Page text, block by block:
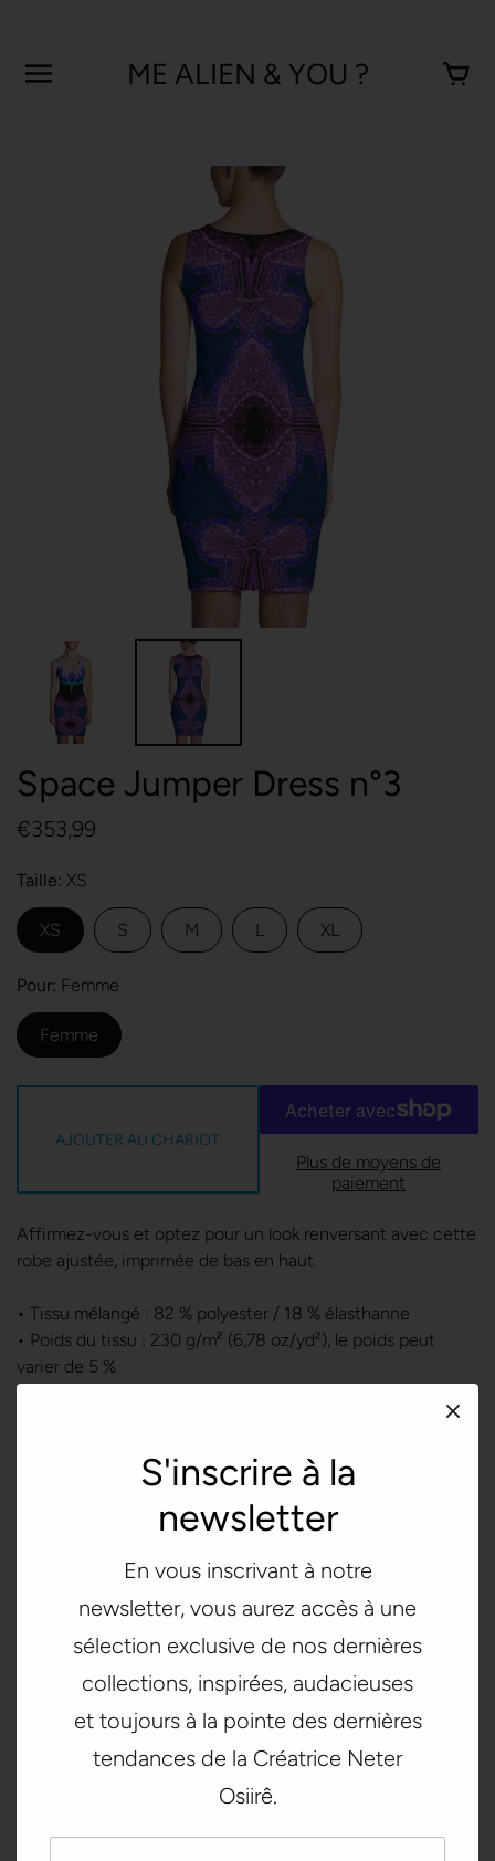
S'inscrire à la
newsletter
En vous inscrivant à notre
newsletter, vous aurez accès à une
sélection exclusive de nos dernières
collections, inspirées, audacieuses
et toujours à la pointe des dernières
tendances de la Créatrice Neter
Osiirê.
ME ALIEN & YOU ?
Space Jumper Dress n°3
€353,99
Taille XS
XS S M L XL
Pour Femme
Femme
AJOUTER AU CHARIOT
Plus de moyens de
paiement
Affirmez-vous et optez pour un look renversant avec cette
robe ajustée, imprimée de bas en haut.
• Tissu mélangé : 82 % polyester / 18 % élasthanne
• Poids du tissu : 230 g/m² (6,78 oz/yd²), le poids peut
varier de 5 %
• Fabrication en fil microfibre doux et confortable
84 64 90
88 68 94
92 72 98
100 80 106
88